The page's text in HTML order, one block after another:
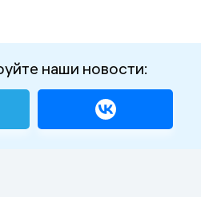
наши новости: